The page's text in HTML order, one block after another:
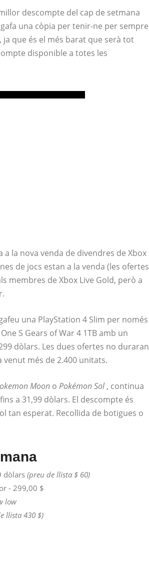
descompte del cap de setmana
una còpia per tenir-ne per sempre
ja que és el més barat que serà tot
disponible a totes les
la nova venda de divendres de Xbox
de jocs estan a la venda (les ofertes
membres de Xbox Live Gold, però a
una PlayStation 4 Slim per només
S Gears of War 4 1TB amb un
dòlars. Les dues ofertes no duraran
venut més de 2.400 unitats.
Moon o Pokémon Sol, continua
a 31,99 dòlars. El descompte és
tan esperat. Recollida de botigues o
dòlars (preu de llista $ 60)
- 299,00 $
low
llista 430 $)